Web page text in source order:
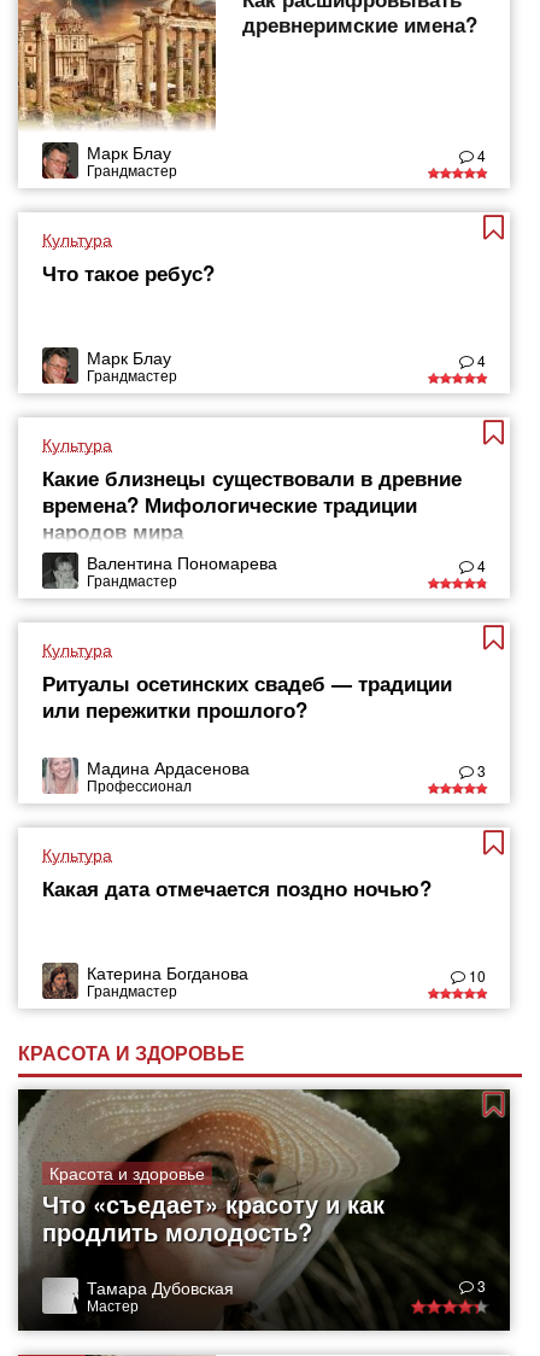
древнеримские имена?
Марк Блау
Грандмастер
4
Культура
Что такое ребус?
Марк Блау
Грандмастер
4
Культура
Какие близнецы существовали в древние
времена? Мифологические традиции
народов мира
Валентина Пономарева
Грандмастер
4
Культура
Ритуалы осетинских свадеб — традиции
или пережитки прошлого?
Мадина Ардасенова
Профессионал
3
Культура
Какая дата отмечается поздно ночью?
Катерина Богданова
Грандмастер
10
КРАСОТА И ЗДОРОВЬЕ
Красота и здоровье
Что «съедает» красоту и как
продлить молодость?
Тамара Дубовская
Мастер
3